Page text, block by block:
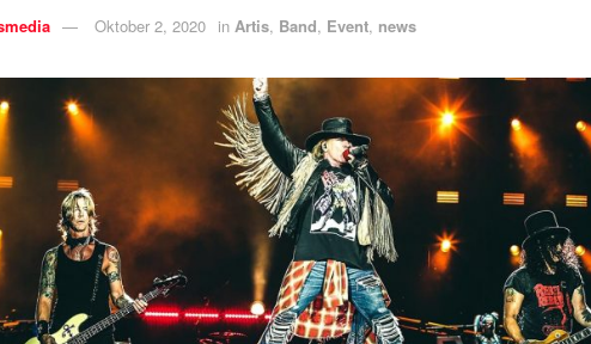
Oktober 2, 2020 in Artis, Band, Event, news